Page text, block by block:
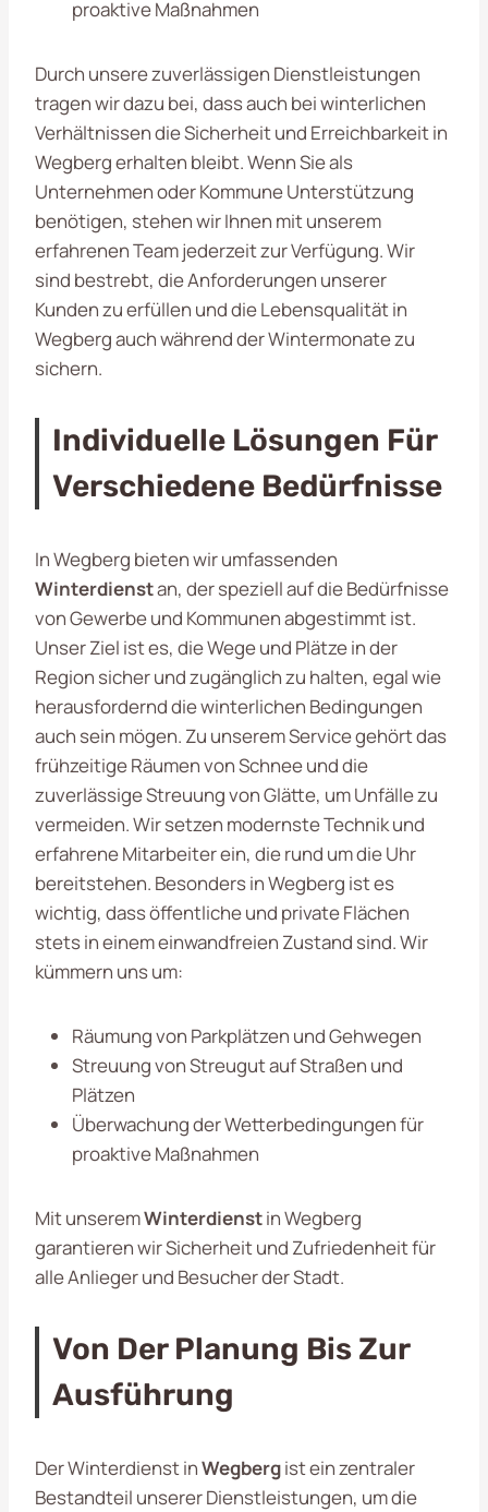
proaktive Maßnahmen
Durch unsere zuverlässigen Dienstleistungen
tragen wir dazu bei, dass auch bei winterlichen
Verhältnissen die Sicherheit und Erreichbarkeit in
Wegberg erhalten bleibt. Wenn Sie als
Unternehmen oder Kommune Unterstützung
benötigen, stehen wir Ihnen mit unserem
erfahrenen Team jederzeit zur Verfügung. Wir
sind bestrebt, die Anforderungen unserer
Kunden zu erfüllen und die Lebensqualität in
Wegberg auch während der Wintermonate zu
sichern.
Individuelle Lösungen Für
Verschiedene Bedürfnisse
In Wegberg bieten wir umfassenden
Winterdienstan, der speziell auf die Bedürfnisse
von Gewerbe und Kommunen abgestimmt ist.
Unser Ziel ist es, die Wege und Plätze in der
Region sicher und zugänglich zu halten, egal wie
herausfordernd die winterlichen Bedingungen
auch sein mögen. Zu unserem Service gehört das
frühzeitige Räumen von Schnee und die
zuverlässige Streuung von Glätte, um Unfälle zu
vermeiden. Wir setzen modernste Technik und
erfahrene Mitarbeiter ein, die rund um die Uhr
bereitstehen. Besonders in Wegberg ist es
wichtig, dass öffentliche und private Flächen
stets in einem einwandfreien Zustand sind. Wir
kümmern uns um:
Räumung von Parkplätzen und Gehwegen
Streuung von Streugut auf Straßen und
Plätzen
Überwachung der Wetterbedingungen für
proaktive Maßnahmen
Mit unseremWinterdienstin Wegberg
garantieren wir Sicherheit und Zufriedenheit für
alle Anlieger und Besucher der Stadt.
Von Der Planung Bis Zur
Ausführung
Der Winterdienst inWegbergist ein zentraler
Bestandteil unserer Dienstleistungen, um die